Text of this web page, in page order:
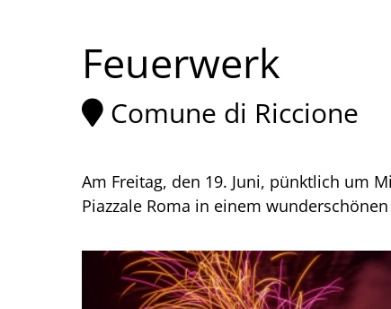
Feuerwerk
Comune di Riccione
Am Freitag, den 19. Juni, pünktlich um
Piazzale Roma in einem